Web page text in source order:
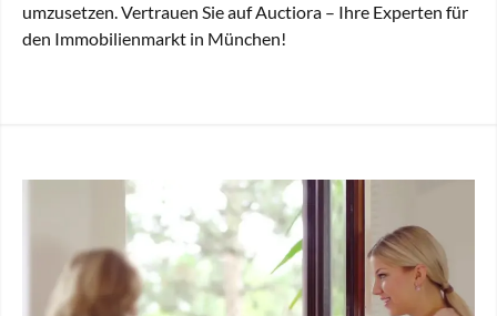
umzusetzen. Vertrauen Sie auf Auctiora – Ihre Experten für
den Immobilienmarkt in München!